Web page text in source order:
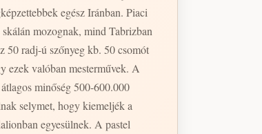
mozognak, mind Tabrizban
50 radj-ú szőnyeg kb. 50 csomót
ezek valóban mesterművek. A
minőség 500-600.000
selymet, hogy kiemeljék a
egyesülnek. A pastel